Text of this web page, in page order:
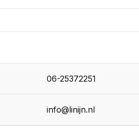
06-25372251
info@linijn.nl